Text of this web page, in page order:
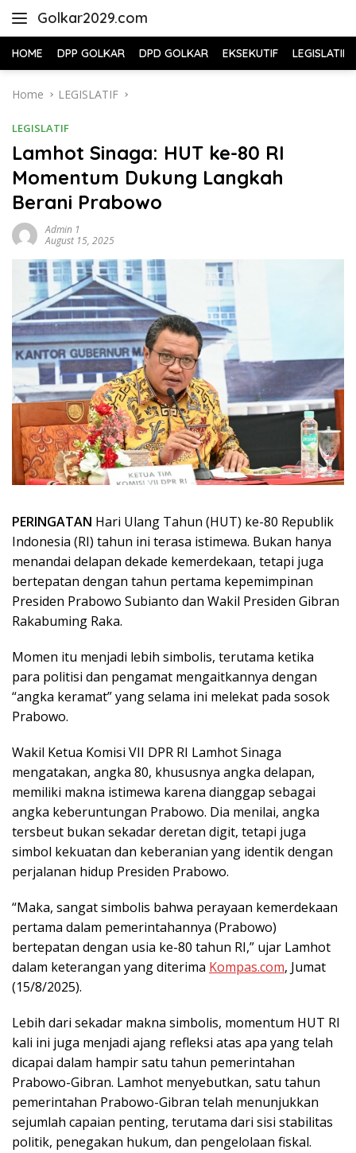
Golkar2029.com
HOME DPP GOLKAR DPD GOLKAR EKSEKUTIF LEGISLATIF
Home LEGISLATIF
LEGISLATIF
Lamhot Sinaga: HUT ke-80 RI
Momentum Dukung Langkah
Berani Prabowo
Admin 1
August 15, 2025
PERINGATAN Hari Ulang Tahun (HUT) ke-80 Republik
Indonesia (RI) tahun ini terasa istimewa. Bukan hanya
menandai delapan dekade kemerdekaan, tetapi juga
bertepatan dengan tahun pertama kepemimpinan
Presiden Prabowo Subianto dan Wakil Presiden Gibran
Rakabuming Raka.
Momen itu menjadi lebih simbolis, terutama ketika
para politisi dan pengamat mengaitkannya dengan
“angka keramat” yang selama ini melekat pada sosok
Prabowo.
Wakil Ketua Komisi VII DPR RI Lamhot Sinaga
mengatakan, angka 80, khususnya angka delapan,
memiliki makna istimewa karena dianggap sebagai
angka keberuntungan Prabowo. Dia menilai, angka
tersbeut bukan sekadar deretan digit, tetapi juga
simbol kekuatan dan keberanian yang identik dengan
perjalanan hidup Presiden Prabowo.
“Maka, sangat simbolis bahwa perayaan kemerdekaan
pertama dalam pemerintahannya (Prabowo)
bertepatan dengan usia ke-80 tahun RI,” ujar Lamhot
dalam keterangan yang diterima Kompas.com, Jumat
(15/8/2025).
Lebih dari sekadar makna simbolis, momentum HUT RI
kali ini juga menjadi ajang refleksi atas apa yang telah
dicapai dalam hampir satu tahun pemerintahan
Prabowo-Gibran. Lamhot menyebutkan, satu tahun
pemerintahan Prabowo-Gibran telah menunjukkan
sejumlah capaian penting, terutama dari sisi stabilitas
politik, penegakan hukum, dan pengelolaan fiskal.